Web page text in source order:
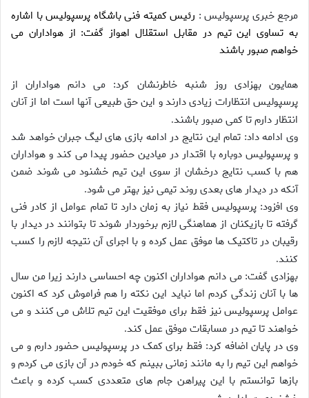
مرجع خبری پرسپولیس : رئیس کمیته فنی باشگاه پرسپولیس با اشاره
به تساوی این تیم در مقابل استقلال اهواز گفت: از هواداران می
خواهم صبور باشند
همایون بهزادی روز شنبه خاطرنشان کرد: می دانم هواداران از
پرسپولیس انتظارات زیادی دارند و این حق طبیعی آنها است اما از آنان
انتظار دارم تا کمی صبور باشند.
وی ادامه داد: تمام این نتایج در ادامه بازی های لیگ جبران خواهد شد
و پرسپولیس دوباره با اقتدار در میادین حضور پیدا می کند و هواداران
هم با کسب نتایج درخشان از سوی این تیم خشنود می شوند ضمن
آنکه در دیدار های بعدی روند تیمی نیز بهتر می شود.
وی افزود: پرسپولیس فقط نیاز به زمان دارد تا تمام عوامل از کادر فنی
گرفته تا بازیکنان از هماهنگی لازم برخوردار شوند تا بتوانند در دیدار با
رقیبان در تاکتیک ها موفق عمل کرده و با اجرای آن نتیجه لازم را کسب
کنند.
بهزادی گفت: می دانم هواداران اکنون چه احساسی دارند زیرا من سال
ها با آنان زندگی کردم اما نباید این نکته را هم فراموش کرد که اکنون
عوامل پرسپولیس نیز فقط برای موفقیت این تیم تلاش می کنند و می
خواهند تا تیم در مسابقات موفق عمل کند.
وی در پایان اضافه کرد: فقط برای کمک در پرسپولیس حضور دارم و می
خواهم این تیم را به مانند زمانی ببینم که خودم در آن بازی می کردم و
بازها توانستم با این پیراهن جام های متعددی کسب کرده و باعث